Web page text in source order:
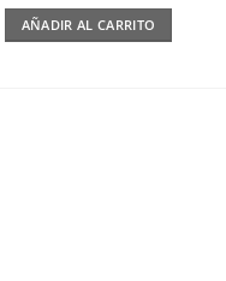
AÑADIR AL CARRITO